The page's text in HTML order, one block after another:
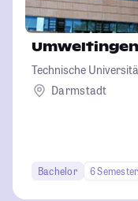
Technische
Darmstadt
Bachelor 6 Semester